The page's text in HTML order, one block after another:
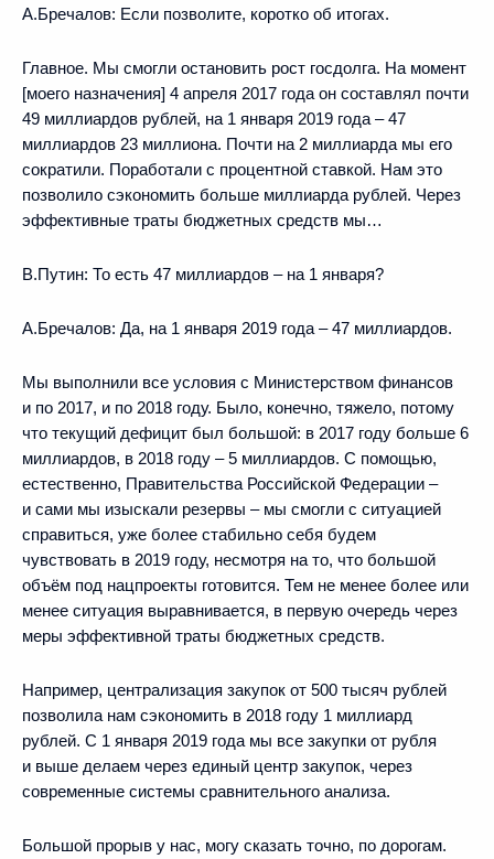
А.Бречалов: Если позволите, коротко об итогах.
Главное. Мы смогли остановить рост госдолга. На момент
[моего назначения] 4 апреля 2017 года он составлял почти
49 миллиардов рублей, на 1 января 2019 года – 47
миллиардов 23 миллиона. Почти на 2 миллиарда мы его
сократили. Поработали с процентной ставкой. Нам это
позволило сэкономить больше миллиарда рублей. Через
эффективные траты бюджетных средств мы…
В.Путин: То есть 47 миллиардов – на 1 января?
А.Бречалов: Да, на 1 января 2019 года – 47 миллиардов.
Мы выполнили все условия с Министерством финансов
и по 2017, и по 2018 году. Было, конечно, тяжело, потому
что текущий дефицит был большой: в 2017 году больше 6
миллиардов, в 2018 году – 5 миллиардов. С помощью,
естественно, Правительства Российской Федерации –
и сами мы изыскали резервы – мы смогли с ситуацией
справиться, уже более стабильно себя будем
чувствовать в 2019 году, несмотря на то, что большой
объём под нацпроекты готовится. Тем не менее более или
менее ситуация выравнивается, в первую очередь через
меры эффективной траты бюджетных средств.
Например, централизация закупок от 500 тысяч рублей
позволила нам сэкономить в 2018 году 1 миллиард
рублей. С 1 января 2019 года мы все закупки от рубля
и выше делаем через единый центр закупок, через
современные системы сравнительного анализа.
Большой прорыв у нас, могу сказать точно, по дорогам.